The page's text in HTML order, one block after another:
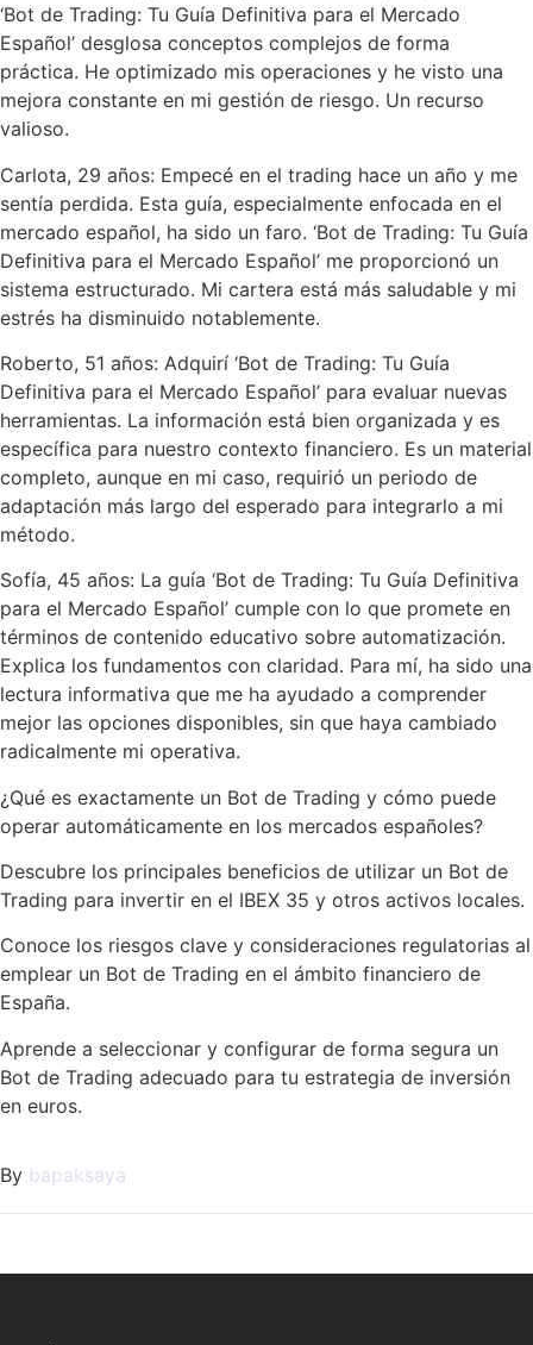
‘Bot de Trading: Tu Guía Definitiva para el Mercado
Español’ desglosa conceptos complejos de forma
práctica. He optimizado mis operaciones y he visto una
mejora constante en mi gestión de riesgo. Un recurso
valioso.
Carlota, 29 años: Empecé en el trading hace un año y me
sentía perdida. Esta guía, especialmente enfocada en el
mercado español, ha sido un faro. ‘Bot de Trading: Tu Guía
Definitiva para el Mercado Español’ me proporcionó un
sistema estructurado. Mi cartera está más saludable y mi
estrés ha disminuido notablemente.
Roberto, 51 años: Adquirí ‘Bot de Trading: Tu Guía
Definitiva para el Mercado Español’ para evaluar nuevas
herramientas. La información está bien organizada y es
específica para nuestro contexto financiero. Es un material
completo, aunque en mi caso, requirió un periodo de
adaptación más largo del esperado para integrarlo a mi
método.
Sofía, 45 años: La guía ‘Bot de Trading: Tu Guía Definitiva
para el Mercado Español’ cumple con lo que promete en
términos de contenido educativo sobre automatización.
Explica los fundamentos con claridad. Para mí, ha sido una
lectura informativa que me ha ayudado a comprender
mejor las opciones disponibles, sin que haya cambiado
radicalmente mi operativa.
¿Qué es exactamente un Bot de Trading y cómo puede
operar automáticamente en los mercados españoles?
Descubre los principales beneficios de utilizar un Bot de
Trading para invertir en el IBEX 35 y otros activos locales.
Conoce los riesgos clave y consideraciones regulatorias al
emplear un Bot de Trading en el ámbito financiero de
España.
Aprende a seleccionar y configurar de forma segura un
Bot de Trading adecuado para tu estrategia de inversión
en euros.
By bapaksaya